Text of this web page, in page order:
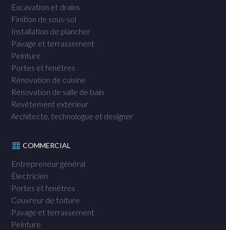
Excavation et drains
Finition de sous-sol
Installation de plancher
Pavage et terrassement
Peinture
Portes et fenêtres
Rénovation de cuisine
Rénovation de salle de bain
Revêtement extérieur
Architecte, technologue et designer
COMMERCIAL
Entrepreneur général
Électricien
Portes et fenêtres
Couvreur de toiture
Pavage et terrassement
Peinture